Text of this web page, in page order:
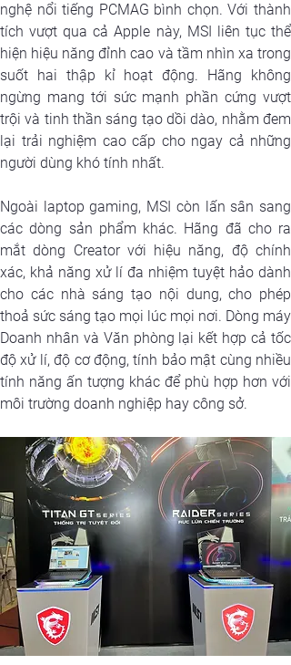
nghệ nổi tiếng PCMAG bình chọn. Với thành
tích vượt qua cả Apple này, MSI liên tục thể
hiện hiệu năng đỉnh cao và tầm nhìn xa trong
suốt hai thập kỉ hoạt động. Hãng không
ngừng mang tới sức mạnh phần cứng vượt
trội và tinh thần sáng tạo dồi dào, nhằm đem
lại trải nghiệm cao cấp cho ngay cả những
người dùng khó tính nhất.
Ngoài laptop gaming, MSI còn lấn sân sang
các dòng sản phẩm khác. Hãng đã cho ra
mắt dòng Creator với hiệu năng, độ chính
xác, khả năng xử lí đa nhiệm tuyệt hảo dành
cho các nhà sáng tạo nội dung, cho phép
thoả sức sáng tạo mọi lúc mọi nơi. Dòng máy
Doanh nhân và Văn phòng lại kết hợp cả tốc
độ xử lí, độ cơ động, tính bảo mật cùng nhiều
tính năng ấn tượng khác để phù hợp hơn với
môi trường doanh nghiệp hay công sở.